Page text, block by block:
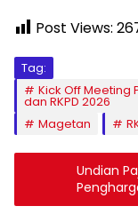
Post Views:
Tag:
Kick Off Meeting
dan RKPD 2026
Magetan
Undian
Pajak